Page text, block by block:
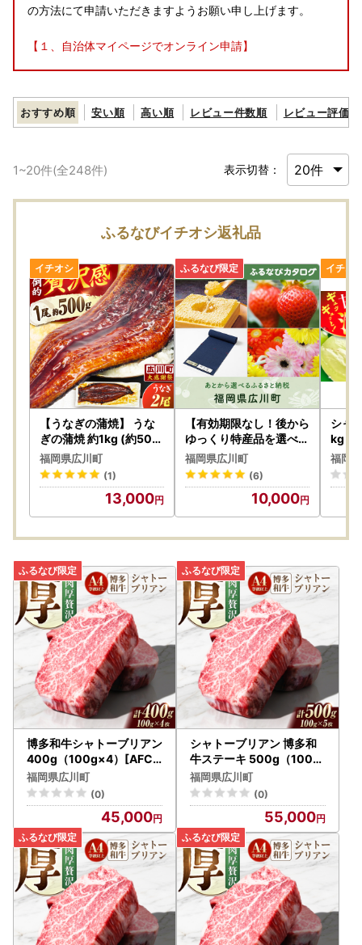
の方法にて申請いただきますようお願い申し上げます。
【１、自治体マイページでオンライン申請】
有効期限が切れている方、マイナンバーカードをお持ちでな
い方もご利用いただけます。
自治体マイページはこちら↓↓
【２、申請書データをダウンロードして印刷・郵送】
申請書データをダウンロードし、ご自身で印刷のうえ、必要
書類とあわせて町へお送りください。
『ワンストップ特例申請書用紙の送付先』
〒834-0115
福岡県八女郡広川町大字新代1804-1
広川町役場 自治防災課自治振興係 宛
【３、書類の発送を依頼する】
ご依頼いただくと、ワンストップ特例申請書を封書にて郵送
いたします。
※郵送には最大2週間程度お時間をいただきます。お急ぎの
場合は「1」または「2」をご利用ください。
何卒、本取り組みへのご理解とご協力を賜りますようお願い
◆申請書類の送付について◆
お礼の品とは別に、入金確認後1～2週間程度で寄附者登録住
所へ郵送いたします。
【お礼品のお届けについて】
・ご入金確認後、各提供事業者より直接発送いたします。
・お品により配送時期が異なりますので、お礼品ページに記
載の発送期日にてご確認をお願いします。
・お申込み時期や在庫状況によっては、発送にお時間を頂戴
する場合がございます。
※発送が完了いたしましたら、メールにてお荷物の問い合わ
せ番号をお知らせいたします。
出荷のタイミングによっては、お品の到着とメールが前後す
る場合がございますので、あらかじめご了承くださいませ。
【定期便をお申込みの寄附者さまへ】
お礼品ページに記載の発送期日に従って、ご指定のお届け先
へ回数分お届けいたします。
以下の場合、発送予定月の前月末日5日前までに必ずお知ら
せください。
・長期のご不在等でお受取りが困難な場合
おすすめ順 安い順 高い順 レビュー件数順 レビュー評価順
1~20件(全248件) 表示切替：
ふるなびイチオシ返礼品
【うなぎの蒲焼】 うな
ぎの蒲焼 約1kg (約500
g×2尾) [AFBS032-CP]
福岡県広川町
(1)
13,000
【有効期限なし！後から
ゆっくり特産品を選べる
】福岡県広川町カタログ
ポイント
福岡県広川町
(6)
10,000
シャ
kg【
月下
シャ
福岡
博多和牛シャトーブリアン
400g（100g×4）[AFCN
003] シャトーブリアン ス
テーキ
福岡県広川町
(0)
45,000
シャトーブリアン 博多和
牛ステーキ 500g（100g
×5）[AFCN004] 牛肉 シ
ャトーブリアン
福岡県広川町
(0)
55,000